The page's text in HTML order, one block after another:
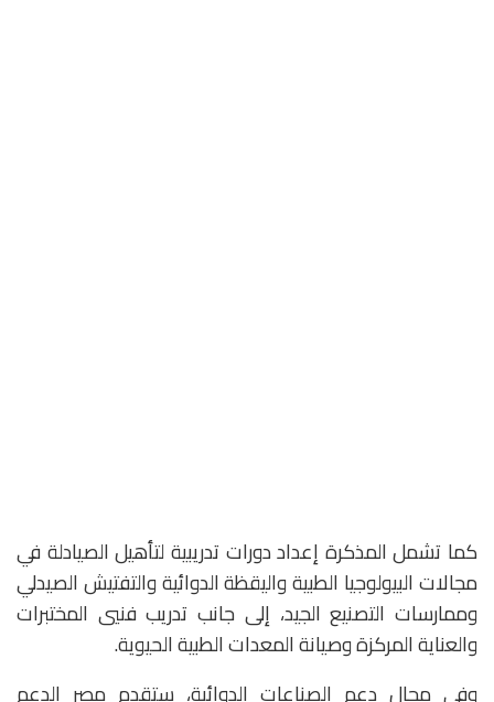
كما تشمل المذكرة إعداد دورات تدريبية لتأهيل الصيادلة في
مجالات البيولوجيا الطبية واليقظة الدوائية والتفتيش الصيدلي
وممارسات التصنيع الجيد، إلى جانب تدريب فنيي المختبرات
والعناية المركزة وصيانة المعدات الطبية الحيوية.
وفي مجال دعم الصناعات الدوائية، ستقدم مصر الدعم